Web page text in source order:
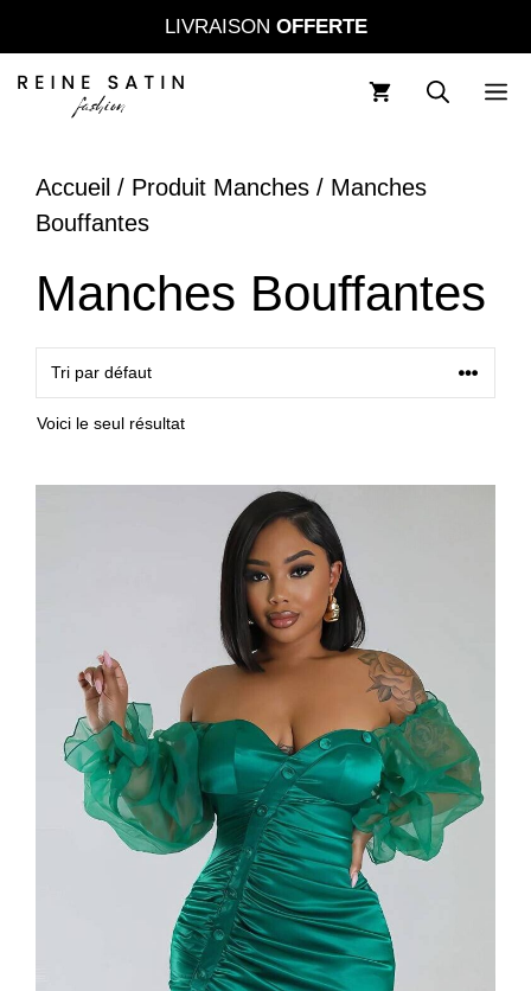
au
contenu
LIVRAISON OFFERTE
Accueil / Produit Manches / Manches
Bouffantes
Manches Bouffantes
Voici le seul résultat